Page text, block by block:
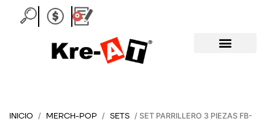
0
Carrito
INICIO / MERCH-POP / SETS / SET PARRILLERO 3 PIEZAS FB-